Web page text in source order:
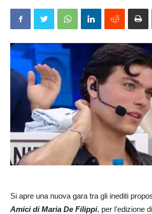
Si apre una nuova gara tra gli inediti
Amici di Maria De Filippi, per l’edizione di